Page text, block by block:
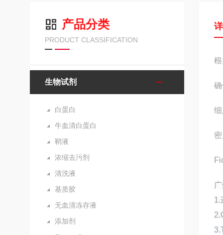
产品分类
PRODUCT CLASSIFICATION
生物试剂
白蛋白
牛血清白蛋白
鞘液
浓缩去污剂
清洗液
基质胶
无血清冻存液
添加剂
1.